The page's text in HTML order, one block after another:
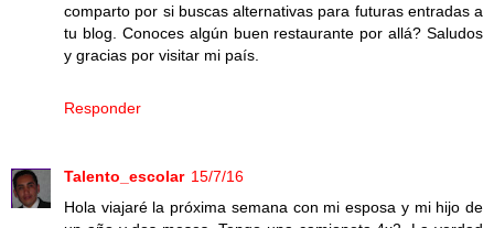
comparto por si buscas alternativas para futuras entradas a
tu blog. Conoces algún buen restaurante por allá? Saludos
y gracias por visitar mi país.
Responder
Talento_escolar 15/7/16
Hola viajaré la próxima semana con mi esposa y mi hijo de